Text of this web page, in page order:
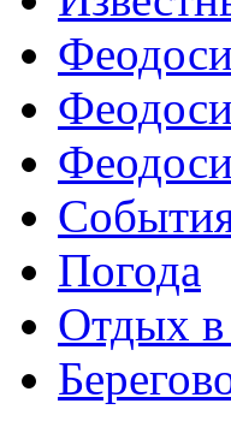
Погода
Отдых